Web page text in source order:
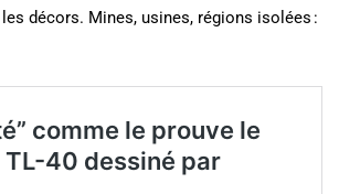
décors. Mines, usines, régions isolées :